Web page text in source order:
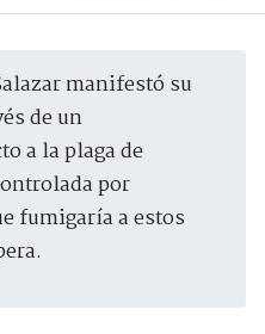
de un
a la plaga de
por
fumigaría a estos